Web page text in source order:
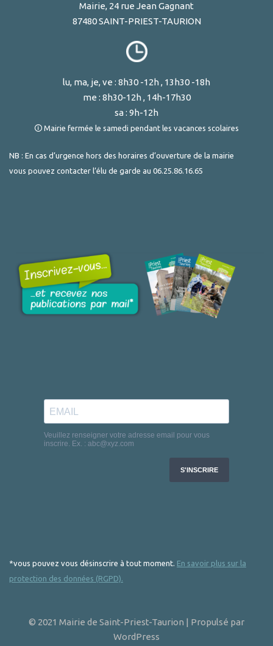
Mairie, 24 rue Jean Gagnant
87480 SAINT-PRIEST-TAURION
lu, ma, je, ve : 8h30 -12h , 13h30 -18h
me : 8h30-12h , 14h-17h30
sa : 9h-12h
🛈 Mairie fermée le samedi pendant les vacances scolaires
NB : En cas d’urgence hors des horaires d’ouverture de la mairie
vous pouvez contacter l’élu de garde au 06.25.86.16.65
*vous pouvez vous désinscrire à tout moment. En savoir plus sur la
protection des données (RGPD).
© 2021 Mairie de Saint-Priest-Taurion | Propulsé par
WordPress